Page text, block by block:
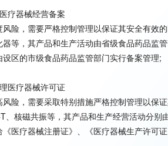
疗器械经营备案
险，需要严格控制管理以保证其安全有效
等，其产品和生产活动由省级食品药品监
区的市级食品药品监管部门实行备案管理;
医疗器械许可证
险，需要采取特别措施严格控制管理以保
、核磁共振等，其产品和生产经营活动分
医疗器械注册证》、《医疗器械生产许可